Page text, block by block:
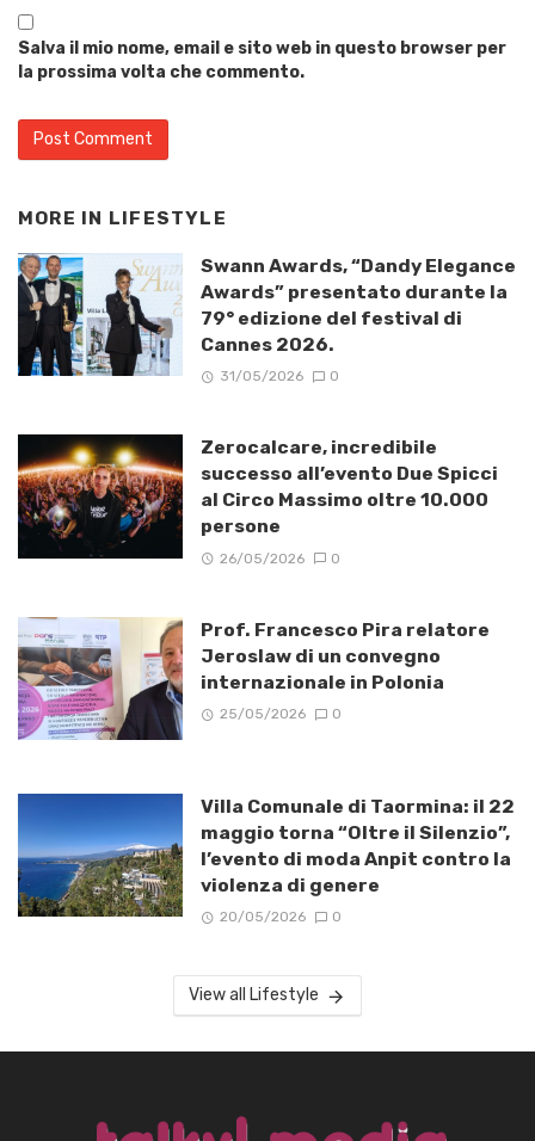
Salva il mio nome, email e sito web in questo browser per
la prossima volta che commento.
MORE IN LIFESTYLE
Swann Awards, “Dandy Elegance
Awards” presentato durante la
79° edizione del festival di
Cannes 2026.
31/05/2026 0
Zerocalcare, incredibile
successo all’evento Due Spicci
al Circo Massimo oltre 10.000
persone
26/05/2026 0
Prof. Francesco Pira relatore
Jeroslaw di un convegno
internazionale in Polonia
25/05/2026 0
Villa Comunale di Taormina: il 22
maggio torna “Oltre il Silenzio”,
l’evento di moda Anpit contro la
violenza di genere
20/05/2026 0
View all Lifestyle